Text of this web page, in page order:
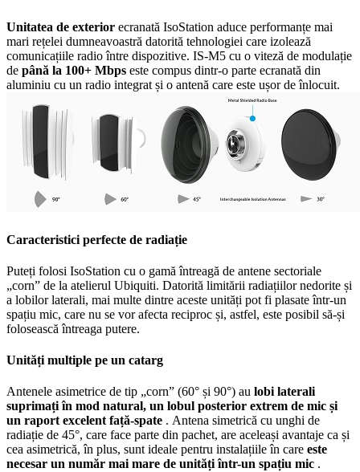
Unitatea de exterior ecranată IsoStation aduce performanțe mai
mari rețelei dumneavoastră datorită tehnologiei care izolează
comunicațiile radio între dispozitive. IS-M5 cu o viteză de modulație
de până la 100+ Mbps este compus dintr-o parte ecranată din
aluminiu cu un radio integrat și o antenă care este ușor de înlocuit.
Caracteristici perfecte de radiație
Puteți folosi IsoStation cu o gamă întreagă de antene sectoriale
„corn” de la atelierul Ubiquiti. Datorită limitării radiațiilor nedorite și
a lobilor laterali, mai multe dintre aceste unități pot fi plasate într-un
spațiu mic, care nu se vor afecta reciproc și, astfel, este posibil să-și
folosească întreaga putere.
Unități multiple pe un catarg
Antenele asimetrice de tip „corn” (60° și 90°) au lobi laterali
suprimați în mod natural, un lobul posterior extrem de mic și
un raport excelent față-spate . Antena simetrică cu unghi de
radiație de 45°, care face parte din pachet, are aceleași avantaje ca și
cea asimetrică, în plus, sunt ideale pentru instalațiile în care este
necesar un număr mai mare de unități într-un spațiu mic .